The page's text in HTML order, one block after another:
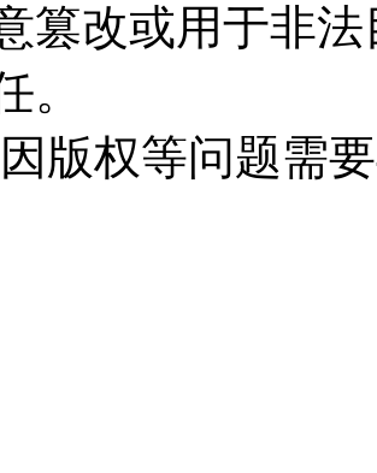
篡改或用于非
。
版权等问题需